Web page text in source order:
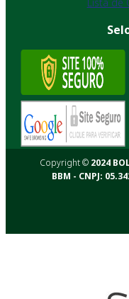
Copyright © 2024
BBM - CNPJ: